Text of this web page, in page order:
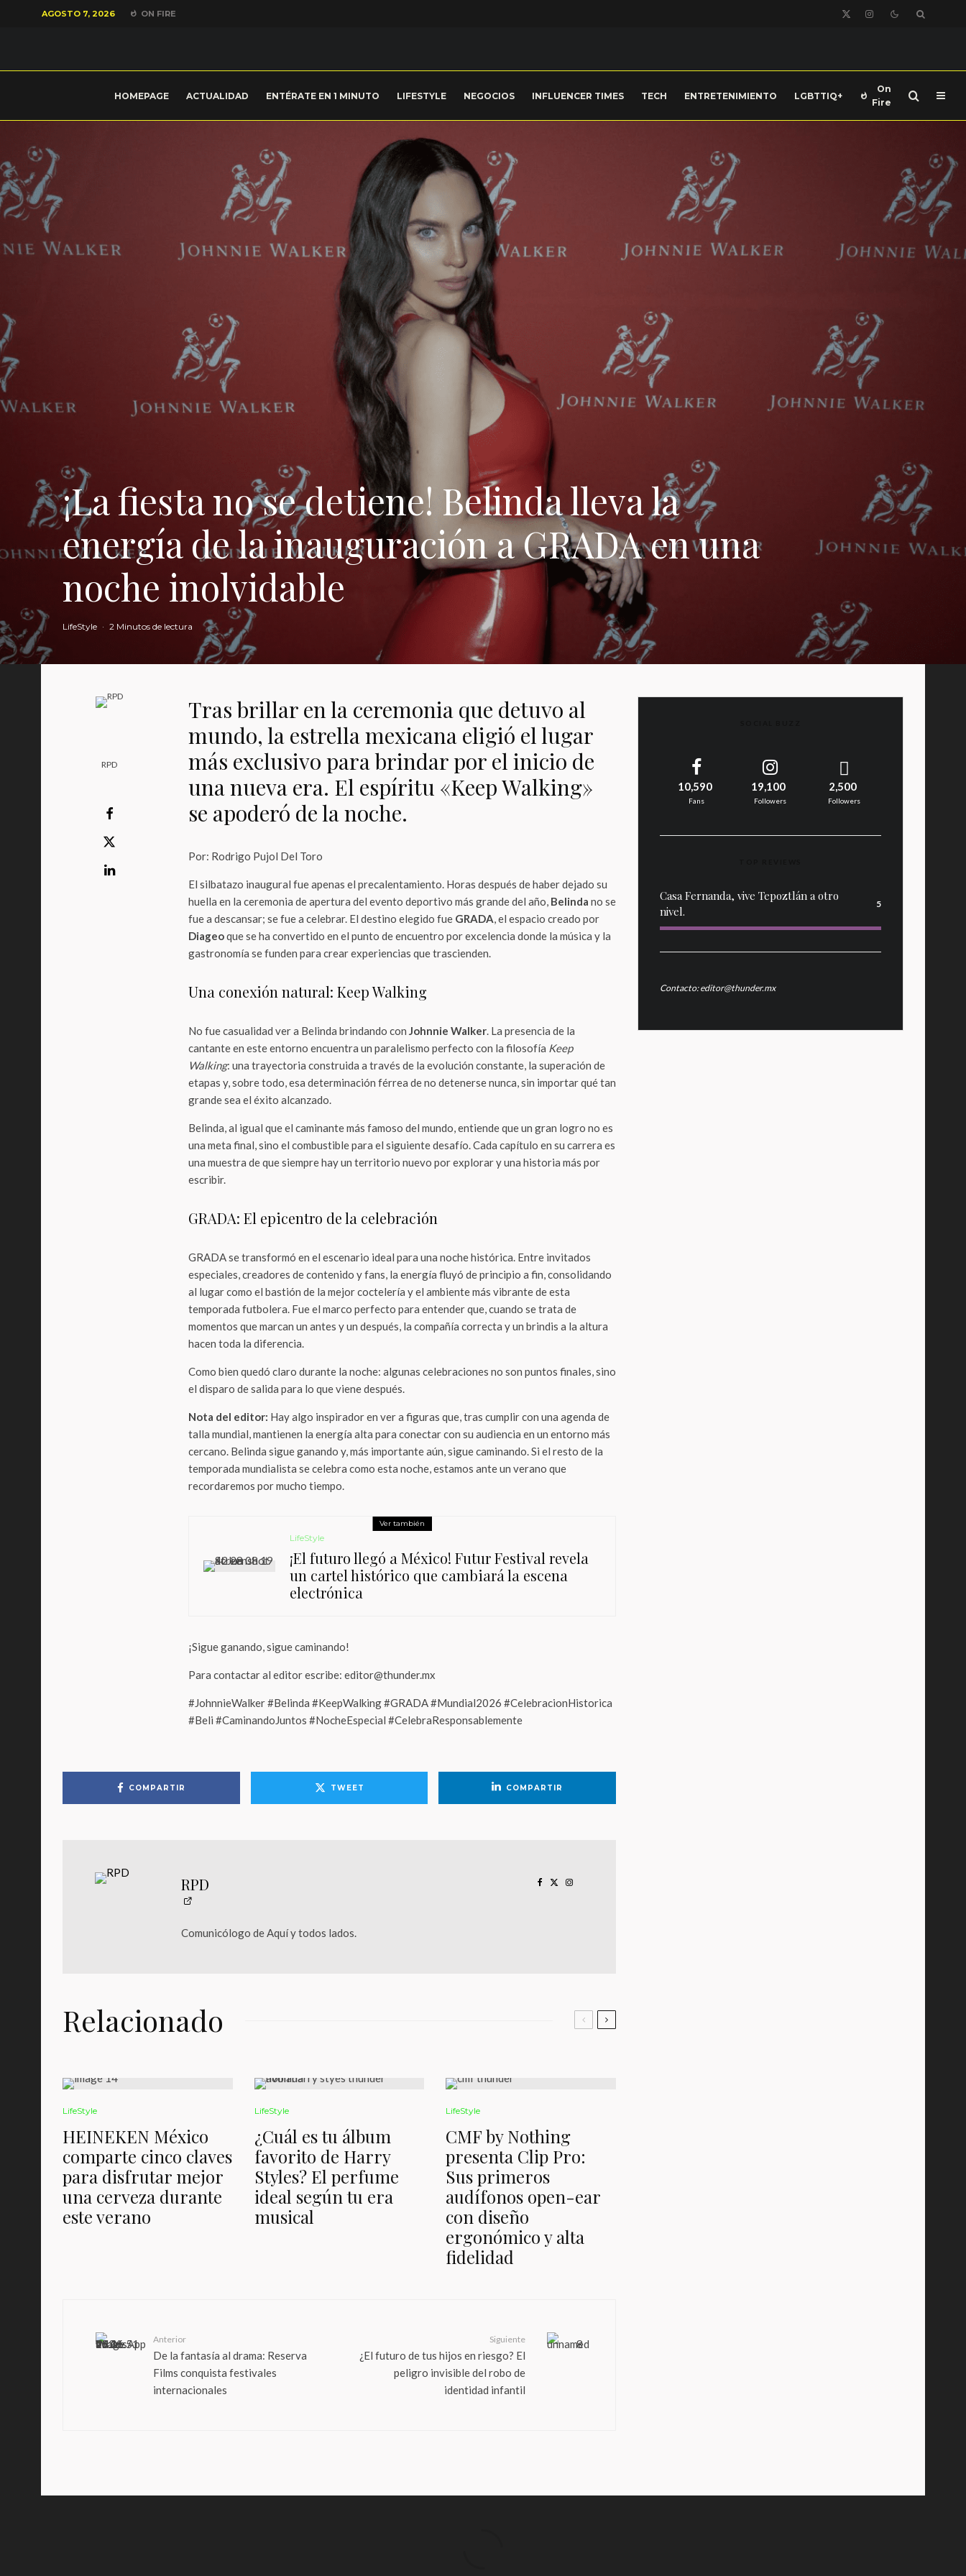
AGOSTO 7, 2026 ON FIRE
HOMEPAGE ACTUALIDAD ENTÉRATE EN 1 MINUTO LIFESTYLE NEGOCIOS INFLUENCER TIMES TECH ENTRETENIMIENTO LGBTTIQ+
On
Fire
¡La fiesta no se detiene! Belinda lleva la
energía de la inauguración a GRADA en una
noche inolvidable
LifeStyle · 2 Minutos de lectura
RPD
Tras brillar en la ceremonia que detuvo al
mundo, la estrella mexicana eligió el lugar
más exclusivo para brindar por el inicio de
una nueva era. El espíritu «Keep Walking»
se apoderó de la noche.
Por: Rodrigo Pujol Del Toro
El silbatazo inaugural fue apenas el precalentamiento. Horas después de haber dejado su
huella en la ceremonia de apertura del evento deportivo más grande del año, Belinda no se
fue a descansar; se fue a celebrar. El destino elegido fue GRADA, el espacio creado por
Diageoque se ha convertido en el punto de encuentro por excelencia donde la música y la
gastronomía se funden para crear experiencias que trascienden.
Una conexión natural: Keep Walking
No fue casualidad ver a Belinda brindando con Johnnie Walker. La presencia de la
cantante en este entorno encuentra un paralelismo perfecto con la filosofía Keep
Walking: una trayectoria construida a través de la evolución constante, la superación de
etapas y, sobre todo, esa determinación férrea de no detenerse nunca, sin importar qué tan
grande sea el éxito alcanzado.
Belinda, al igual que el caminante más famoso del mundo, entiende que un gran logro no es
una meta final, sino el combustible para el siguiente desafío. Cada capítulo en su carrera es
una muestra de que siempre hay un territorio nuevo por explorar y una historia más por
escribir.
GRADA: El epicentro de la celebración
GRADA se transformó en el escenario ideal para una noche histórica. Entre invitados
especiales, creadores de contenido y fans, la energía fluyó de principio a fin, consolidando
al lugar como el bastión de la mejor coctelería y el ambiente más vibrante de esta
temporada futbolera. Fue el marco perfecto para entender que, cuando se trata de
momentos que marcan un antes y un después, la compañía correcta y un brindis a la altura
hacen toda la diferencia.
Como bien quedó claro durante la noche: algunas celebraciones no son puntos finales, sino
el disparo de salida para lo que viene después.
Nota del editor: Hay algo inspirador en ver a figuras que, tras cumplir con una agenda de
talla mundial, mantienen la energía alta para conectar con su audiencia en un entorno más
cercano. Belinda sigue ganando y, más importante aún, sigue caminando. Si el resto de la
temporada mundialista se celebra como esta noche, estamos ante un verano que
recordaremos por mucho tiempo.
Ver también
LifeStyle
¡El futuro llegó a México! Futur Festival revela
un cartel histórico que cambiará la escena
electrónica
¡Sigue ganando, sigue caminando!
Para contactar al editor escribe: editor@thunder.mx
#JohnnieWalker #Belinda #KeepWalking #GRADA #Mundial2026 #CelebracionHistorica
#Beli #CaminandoJuntos #NocheEspecial #CelebraResponsablemente
COMPARTIR TWEET COMPARTIR
RPD
Comunicólogo de Aquí y todos lados.
Relacionado
LifeStyle
HEINEKEN México
comparte cinco claves
para disfrutar mejor
una cerveza durante
este verano
LifeStyle
¿Cuál es tu álbum
favorito de Harry
Styles? El perfume
ideal según tu era
musical
LifeStyle
CMF by Nothing
presenta Clip Pro:
Sus primeros
audífonos open-ear
con diseño
ergonómico y alta
fidelidad
Anterior
De la fantasía al drama: Reserva
Films conquista festivales
internacionales
Siguiente
¿El futuro de tus hijos en riesgo? El
peligro invisible del robo de
identidad infantil
10,590
Fans
19,100
Followers
2,500
Followers
Casa Fernanda, vive Tepoztlán a otro
nivel.
5
Contacto: editor@thunder.mx